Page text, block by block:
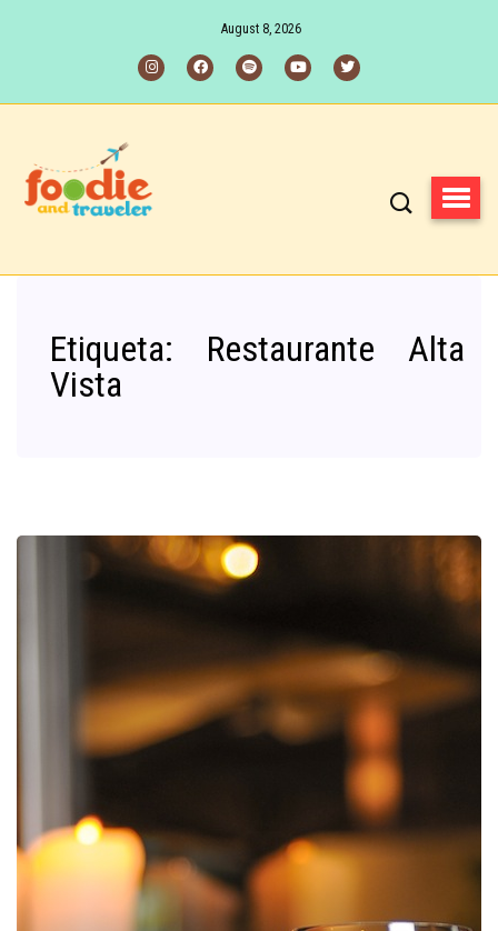
August 8, 2026
Etiqueta: Restaurante Alta
Vista